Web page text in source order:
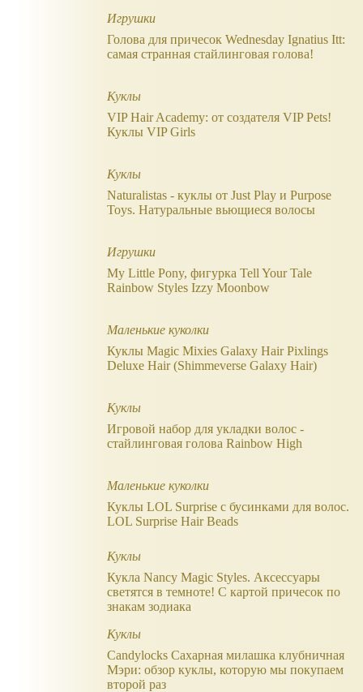
Игрушки
Голова для причесок Wednesday Ignatius Itt:
самая странная стайлинговая голова!
Куклы
VIP Hair Academy: от создателя VIP Pets!
Куклы VIP Girls
Куклы
Naturalistas - куклы от Just Play и Purpose
Toys. Натуральные вьющиеся волосы
Игрушки
My Little Pony, фигурка Tell Your Tale
Rainbow Styles Izzy Moonbow
Маленькие куколки
Куклы Magic Mixies Galaxy Hair Pixlings
Deluxe Hair (Shimmeverse Galaxy Hair)
Куклы
Игровой набор для укладки волос -
стайлинговая голова Rainbow High
Маленькие куколки
Куклы LOL Surprise с бусинками для волос.
LOL Surprise Hair Beads
Куклы
Кукла Nancy Magic Styles. Аксессуары
светятся в темноте! С картой причесок по
знакам зодиака
Куклы
Candylocks Сахарная милашка клубничная
Мэри: обзор куклы, которую мы покупаем
второй раз